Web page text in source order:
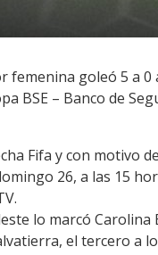
femenina goleó 5 a
BSE – Banco de
Fifa y con motivo
26, a las 15
lo marcó
el tercero a